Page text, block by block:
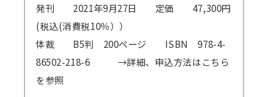
動画配信・DVD
カテゴリー別
講師派遣
(社内研修)
発刊 2021年9月27日 定価 47,300円
(税込(消費税10％））
体裁 B5判 200ページ ISBN 978-4-
86502-218-6 →詳細、申込方法はこちら
を参照